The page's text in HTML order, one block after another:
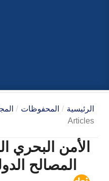
الرئيسية / المحفوظات /
Articles
الأمن البحري
المصالح